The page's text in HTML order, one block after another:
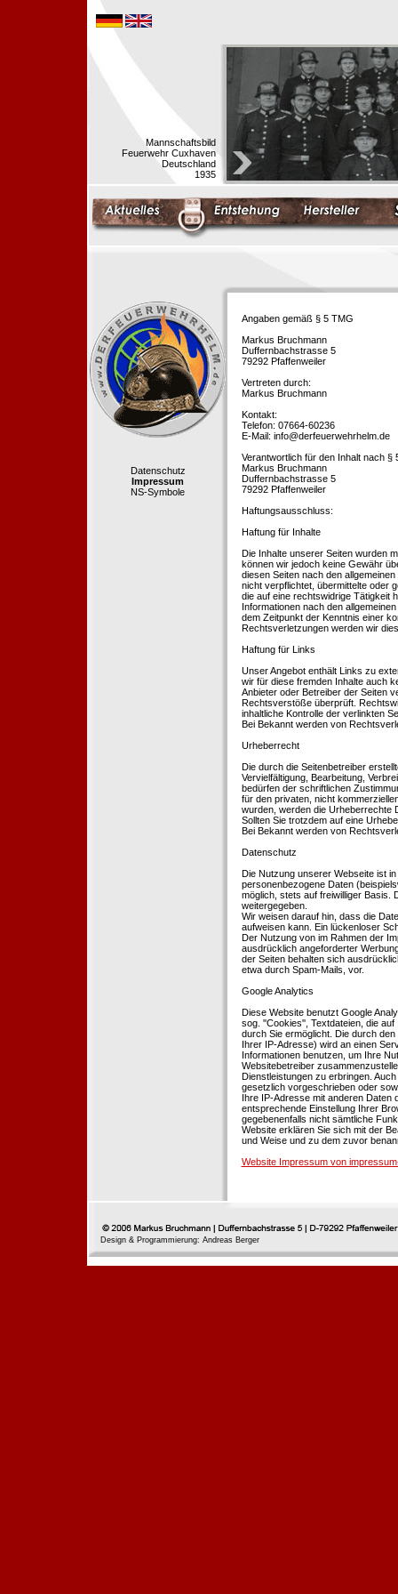
Mannschaftsbild
Feuerwehr Cuxhaven
Deutschland
1935
Datenschutz
Impressum
NS-Symbole
Angaben gemäß § 5 TMG
Markus Bruchmann
Duffernbachstrasse 5
79292 Pfaffenweiler
Vertreten durch:
Markus Bruchmann
Kontakt:
Telefon: 07664-60236
E-Mail: info@derfeuerwehrhelm.de
Verantwortlich für den Inhalt nach §
Markus Bruchmann
Duffernbachstrasse 5
79292 Pfaffenweiler
Haftungsausschluss:
Haftung für Inhalte
Die Inhalte unserer Seiten wurden
können wir jedoch keine Gewähr
diesen Seiten nach den
nicht verpflichtet, übermittelte oder
die auf eine rechtswidrige Tätigkeit
Informationen nach den
dem Zeitpunkt der Kenntnis einer
Rechtsverletzungen werden wir
Haftung für Links
Unser Angebot enthält Links zu
wir für diese fremden Inhalte auch
Anbieter oder Betreiber der Seiten
Rechtsverstöße überprüft.
inhaltliche Kontrolle der verlinkten
Bei Bekannt werden von
Urheberrecht
Die durch die Seitenbetreiber
Vervielfältigung, Bearbeitung,
bedürfen der schriftlichen
für den privaten, nicht
wurden, werden die Urheberrechte
Sollten Sie trotzdem auf eine
Bei Bekannt werden von
Datenschutz
Die Nutzung unserer Webseite ist
personenbezogene Daten
möglich, stets auf freiwilliger Basis.
weitergegeben.
Wir weisen darauf hin, dass die
aufweisen kann. Ein lückenloser
Der Nutzung von im Rahmen der
ausdrücklich angeforderter
der Seiten behalten sich
etwa durch Spam-Mails, vor.
Google Analytics
Diese Website benutzt Google
sog. ''Cookies'', Textdateien, die
durch Sie ermöglicht. Die durch
Ihrer IP-Adresse) wird an einen
Informationen benutzen, um Ihre
Websitebetreiber
Dienstleistungen zu erbringen.
gesetzlich vorgeschrieben oder
Ihre IP-Adresse mit anderen Daten
entsprechende Einstellung Ihrer
gegebenenfalls nicht sämtliche
Website erklären Sie sich mit der
und Weise und zu dem zuvor
Website Impressum von
Design & Programmierung: Andreas Berger